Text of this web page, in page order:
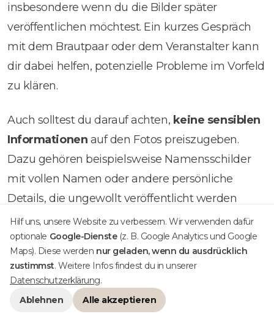
insbesondere wenn du die Bilder später
veröffentlichen möchtest. Ein kurzes Gespräch
mit dem Brautpaar oder dem Veranstalter kann
dir dabei helfen, potenzielle Probleme im Vorfeld
zu klären.
Auch solltest du darauf achten, keine sensiblen
Informationen auf den Fotos preiszugeben.
Dazu gehören beispielsweise Namensschilder
mit vollen Namen oder andere persönliche
Details, die ungewollt veröffentlicht werden
könnten.
Ein weiterer wichtiger Punkt ist die
Bildrechteklärung. Stelle sicher, dass du als
Fotograf die Rechte an den Bildern besitzt und
gegebenenfalls eine Vereinbarung mit dem
Hilf uns, unsere Website zu verbessern. Wir verwenden dafür
optionale Google-Dienste(z. B. Google Analytics und Google
Maps). Diese werden nur geladen, wenn du ausdrücklich
zustimmst. Weitere Infos findest du in unserer
Datenschutzerklärung.
Ablehnen
Alle akzeptieren